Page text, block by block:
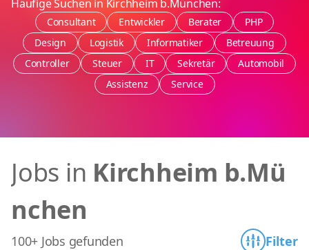
Häufige Suchen in Kirchheim b.München:
Consultant Entwickler Berater
PHP
Design
Logistik Informatiker
Betreuung
Controller
Steuer IT Sekretär
Automobil
Assistenz
Service
Jobs in Kirchheim b.Mü
nchen
100+ Jobs gefunden Filter